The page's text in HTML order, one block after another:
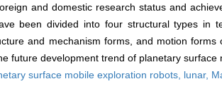
and domestic research status and
been divided into four structural types in
and mechanism forms, and motion
future development trend of planetary
surface mobile exploration robots, lunar,